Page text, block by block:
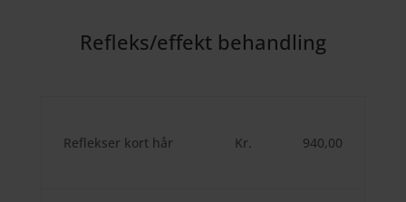
Refleks/effekt behandling
Reflekser kort hår Kr. 940,00